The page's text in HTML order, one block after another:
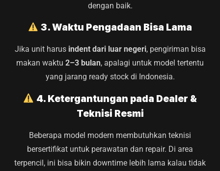
dengan baik.
3. Waktu Pengadaan Bisa Lama
Jika unit harus indent dari luar negeri, pengiriman bisa
makan waktu 2–3 bulan, apalagi untuk model tertentu
yang jarang ready stock di Indonesia.
4. Ketergantungan pada Dealer &
Teknisi Resmi
Beberapa model modern membutuhkan teknisi
bersertifikat untuk perawatan dan repair. Di area
terpencil, ini bisa bikin downtime lebih lama kalau tidak